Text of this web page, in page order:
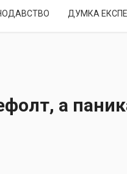
ДУМКА
а